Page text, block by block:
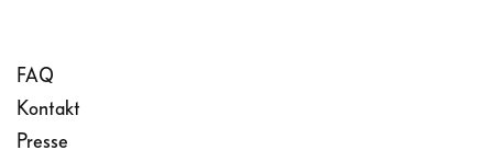
FAQ
Kontakt
Presse